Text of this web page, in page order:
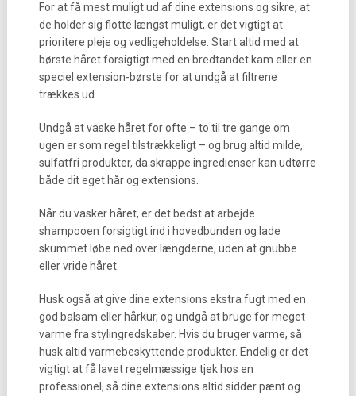
For at få mest muligt ud af dine extensions og sikre, at
de holder sig flotte længst muligt, er det vigtigt at
prioritere pleje og vedligeholdelse. Start altid med at
børste håret forsigtigt med en bredtandet kam eller en
speciel extension-børste for at undgå at filtrene
trækkes ud.
Undgå at vaske håret for ofte – to til tre gange om
ugen er som regel tilstrækkeligt – og brug altid milde,
sulfatfri produkter, da skrappe ingredienser kan udtørre
både dit eget hår og extensions.
Når du vasker håret, er det bedst at arbejde
shampooen forsigtigt ind i hovedbunden og lade
skummet løbe ned over længderne, uden at gnubbe
eller vride håret.
Husk også at give dine extensions ekstra fugt med en
god balsam eller hårkur, og undgå at bruge for meget
varme fra stylingredskaber. Hvis du bruger varme, så
husk altid varmebeskyttende produkter. Endelig er det
vigtigt at få lavet regelmæssige tjek hos en
professionel, så dine extensions altid sidder pænt og